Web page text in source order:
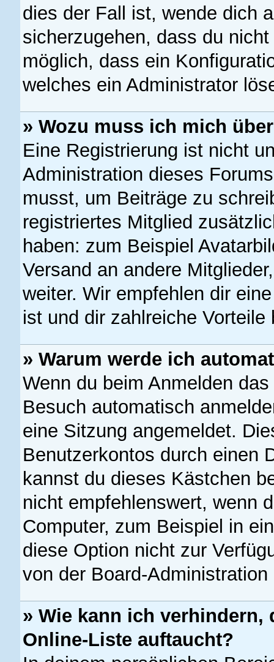
dies der Fall ist, wende dich
sicherzugehen, dass du
möglich, dass ein
welches ein Administrator
» Wozu muss ich mich
Eine Registrierung ist nicht
Administration dieses
musst, um Beiträge zu
registriertes Mitglied
haben: zum Beispiel
Versand an andere
weiter. Wir empfehlen dir
ist und dir zahlreiche Vorteile
» Warum werde ich
Wenn du beim Anmelden
Besuch automatisch
eine Sitzung angemeldet.
Benutzerkontos durch einen
kannst du dieses Kästchen
nicht empfehlenswert, wenn
Computer, zum Beispiel in
diese Option nicht zur
von der Board-
» Wie kann ich verhindern,
Online-Liste auftaucht?